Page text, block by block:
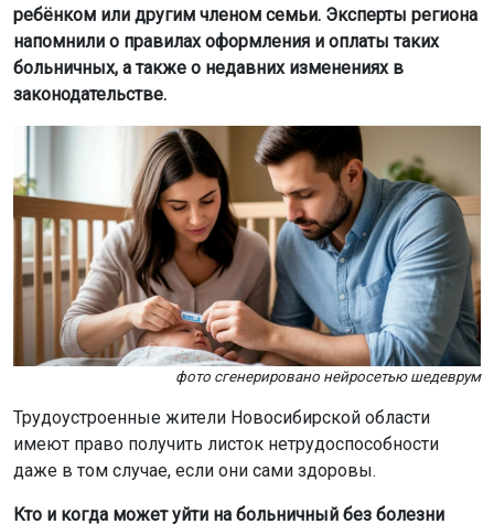
ребёнком или другим членом семьи. Эксперты региона
напомнили о правилах оформления и оплаты таких
больничных, а также о недавних изменениях в
законодательстве.
фото сгенерировано нейросетью шедеврум
Трудоустроенные жители Новосибирской области
имеют право получить листок нетрудоспособности
даже в том случае, если они сами здоровы.
Кто и когда может уйти на больничный без болезни